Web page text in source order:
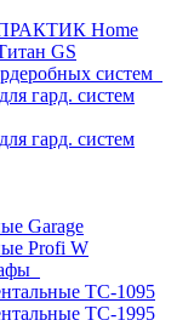
ПРАКТИК Home
GS
систем
гард. систем
гард. систем
Garage
Profi W
TC-1095
TC-1995